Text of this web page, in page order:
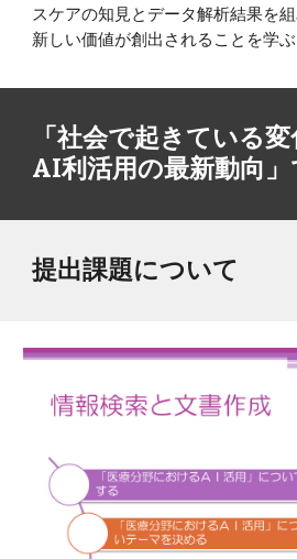
スケアの知見とデータ解析結果を組
新しい価値が創出されることを学ぶ
「社会で起きている
AI利活用の最新動向
提出課題について